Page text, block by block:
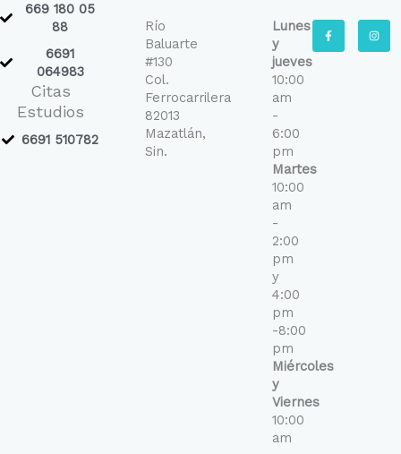
669 180 05
88
6691
064983
Citas
Estudios
6691 510782
Río
Baluarte
#130
Col.
Ferrocarrilera
82013
Mazatlán,
Sin.
Lunes
y
jueves
10:00
am
-
6:00
pm
Martes
10:00
am
-
2:00
pm
y
4:00
pm
-8:00
pm
Miércoles
y
Viernes
10:00
am
a
n